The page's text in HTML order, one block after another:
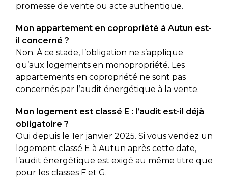
promesse de vente ou acte authentique.
Mon appartement en copropriété à Autun est-
il concerné ?
Non. À ce stade, l’obligation ne s’applique
qu’aux logements en monopropriété. Les
appartements en copropriété ne sont pas
concernés par l’audit énergétique à la vente.
Mon logement est classé E : l’audit est-il déjà
obligatoire ?
Oui depuis le 1er janvier 2025. Si vous vendez un
logement classé E à Autun après cette date,
l’audit énergétique est exigé au même titre que
pour les classes F et G.